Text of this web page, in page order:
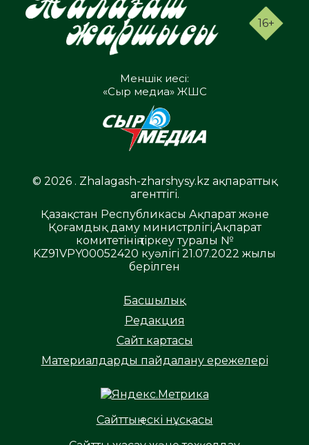
16+
Меншік иесі:
«Сыр медиа» ЖШС
© 2026 . Zhalagash-zharshysy.kz ақпараттық
агенттігі.
Қазақстан Республикасы Ақпарат және
Қоғамдық даму министрлігі,Ақпарат
комитетінің тіркеу туралы №
KZ91VPY00052420 куәлігі 21.07.2022 жылы
берілген
Басшылық
Редакция
Сайт картасы
Материалдарды пайдалану ережелері
Сайттың ескі нұсқасы